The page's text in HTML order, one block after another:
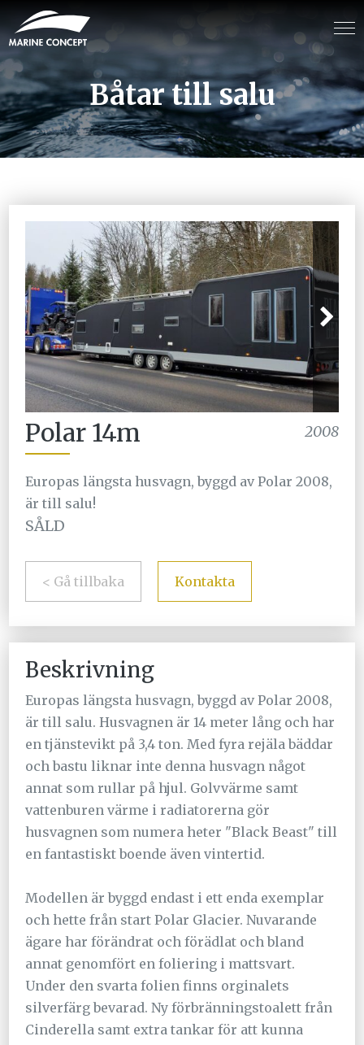
Båtar till salu
Polar 14m 2008
Europas längsta husvagn, byggd av Polar 2008,
är till salu!
SÅLD
< Gå tillbaka Kontakta
Beskrivning
Europas längsta husvagn, byggd av Polar 2008,
är till salu. Husvagnen är 14 meter lång och har
en tjänstevikt på 3,4 ton. Med fyra rejäla bäddar
och bastu liknar inte denna husvagn något
annat som rullar på hjul. Golvvärme samt
vattenburen värme i radiatorerna gör
husvagnen som numera heter "Black Beast" till
en fantastiskt boende även vintertid.
Modellen är byggd endast i ett enda exemplar
och hette från start Polar Glacier. Nuvarande
ägare har förändrat och förädlat och bland
annat genomfört en foliering i mattsvart.
Under den svarta folien finns orginalets
silverfärg bevarad. Ny förbränningstoalett från
Cinderella samt extra tankar för att kunna